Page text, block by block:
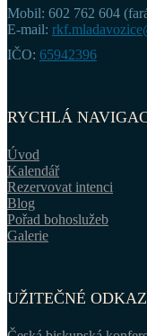
Mobil: 602 762 604
E-mail:
IČO: 65942396
RYCHLÁ
Úvod
Kalendář
Rezervovat intenci
Blog
Pořad bohoslužeb
Galerie
UŽITEČNÉ